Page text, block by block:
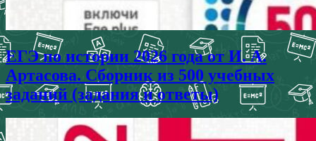
ЕГЭ по истории 2026 года от И. А.
Артасова. Сборник из 500 учебных
заданий (задания и ответы)